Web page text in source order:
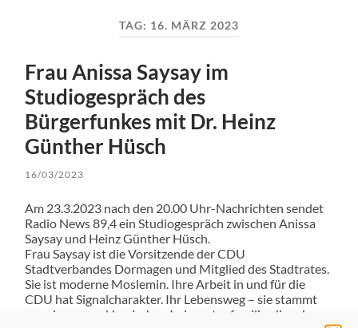
TAG: 16. MÄRZ 2023
Frau Anissa Saysay im
Studiogespräch des
Bürgerfunkes mit Dr. Heinz
Günther Hüsch
16/03/2023
Am 23.3.2023 nach den 20.00 Uhr-Nachrichten sendet
Radio News 89,4 ein Studiogespräch zwischen Anissa
Saysay und Heinz Günther Hüsch.
Frau Saysay ist die Vorsitzende der CDU
Stadtverbandes Dormagen und Mitglied des Stadtrates.
Sie ist moderne Moslemin. Ihre Arbeit in und für die
CDU hat Signalcharakter. Ihr Lebensweg – sie stammt
aus einer marokkanischen Imigrantenfamilie, die schon